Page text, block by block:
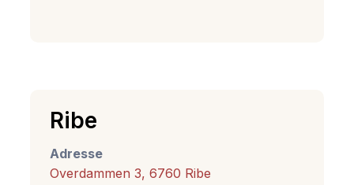
Ribe
Adresse
Overdammen 3, 6760 Ribe